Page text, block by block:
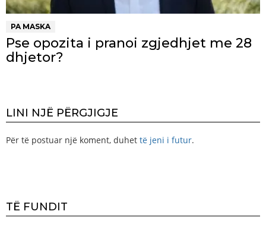
PA MASKA
Pse opozita i pranoi zgjedhjet me 28
dhjetor?
LINI NJË PËRGJIGJE
Për të postuar një koment, duhet të jeni i futur.
TË FUNDIT